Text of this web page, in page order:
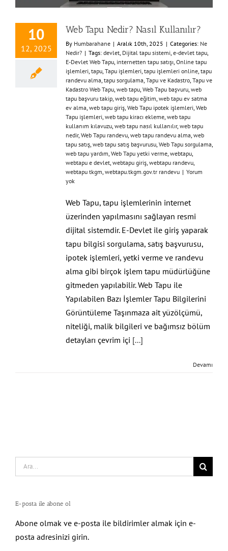
10
12, 2025
Web Tapu Nedir? Nasıl Kullanılır?
By Humbarahane | Aralık 10th, 2025 | Categories: Ne
Nedir? | Tags: devlet Dijital tapu sistemi e-devlet tapu
E-Devlet Web Tapu internetten tapu satışı Online tapu
işlemleri tapu Tapu işlemleri tapu işlemleri online tapu
randevu alma tapu sorgulama Tapu ve Kadastro Tapu ve
Kadastro Web Tapu web tapu Web Tapu başvuru web
tapu başvuru takip web tapu eğitim web tapu ev satma
ev alma web tapu giriş Web Tapu ipotek işlemleri Web
Tapu işlemleri web tapu kiracı ekleme web tapu
kullanım kılavuzu web tapu nasıl kullanılır, web tapu
nedir, Web Tapu randevu web tapu randevu alma web
tapu satış web tapu satış başvurusu Web Tapu sorgulama
web tapu yardım Web Tapu yetki verme webtapu
webtapu e devlet webtapu giriş webtapu randevu
webtapu tkgm webtapu.tkgm.gov.tr randevu | Yorum
yok
Web Tapu, tapu işlemlerinin internet
üzerinden yapılmasını sağlayan resmi
dijital sistemdir. E-Devlet ile giriş yaparak
tapu bilgisi sorgulama, satış başvurusu,
ipotek işlemleri, yetki verme ve randevu
alma gibi birçok işlem tapu müdürlüğüne
gitmeden yapılabilir. Web Tapu ile
Yapılabilen Bazı İşlemler Tapu Bilgilerini
Görüntüleme Taşınmaza ait yüzölçümü,
niteliği, malik bilgileri ve bağımsız bölüm
detayları çevrim içi [...]
Devamı
Search
for:
E-posta ile abone ol
Abone olmak ve e-posta ile bildirimler almak için e-
posta adresinizi girin.